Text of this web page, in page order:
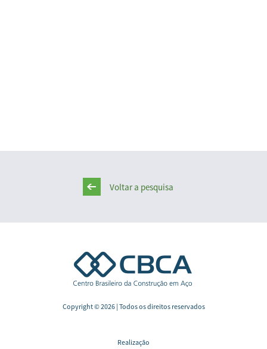
Voltar a pesquisa
Copyright © 2026 | Todos os direitos reservados
Realização